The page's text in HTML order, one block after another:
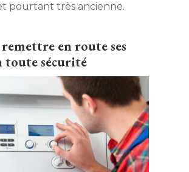
pourtant très ancienne.
en route ses
toute sécurité